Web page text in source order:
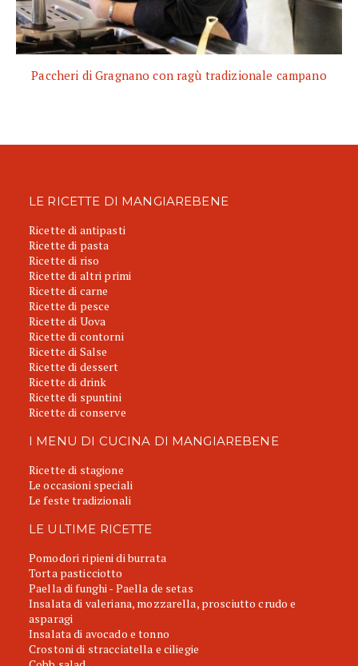
Paccheri di Gragnano con ragù tradizionale campano
LE RICETTE DI MANGIAREBENE
Ricette di antipasti
Ricette di pasta
Ricette di riso
Ricette di altri primi
Ricette di carne
Ricette di pesce
Ricette di Uova
Ricette di contorni
Ricette di Salse
Ricette di dessert
Ricette di drink
Ricette di spuntini
Ricette di conserve
I MENU DI CUCINA DI MANGIAREBENE
Ricette di stagione
Le occasioni speciali
Le feste tradizionali
LE ULTIME RICETTE
Pomodori ripieni di burrata
Torta pasticciotto
Paella di funghi - Paella de setas
Insalata di valeriana, mozzarella, prosciutto crudo e
asparagi
Insalata di avocado e tonno
Crostoni di stracciatella e ciliegie